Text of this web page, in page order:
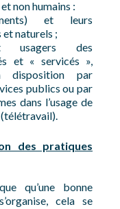
non humains :
et leurs
naturels ;
usagers des
et « servicés »,
disposition par
publics ou par
dans l’usage de
des pratiques
qu’une bonne
cela se